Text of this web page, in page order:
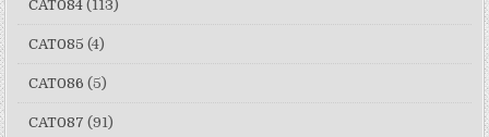
CAT084 (113)
CAT085 (4)
CAT086 (5)
CAT087 (91)